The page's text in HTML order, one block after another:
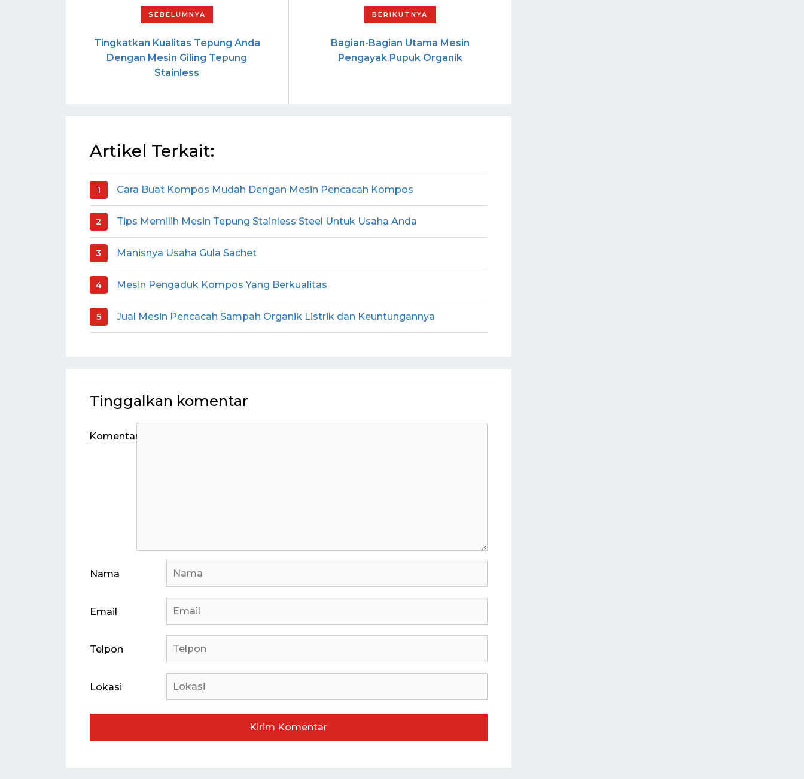
Tingkatkan Kualitas Tepung Anda
Dengan Mesin Giling Tepung
Stainless
Bagian-Bagian Utama Mesin
Pengayak Pupuk Organik
Artikel Terkait:
Cara Buat Kompos Mudah Dengan Mesin Pencacah Kompos
Tips Memilih Mesin Tepung Stainless Steel Untuk Usaha Anda
Manisnya Usaha Gula Sachet
Mesin Pengaduk Kompos Yang Berkualitas
Jual Mesin Pencacah Sampah Organik Listrik dan Keuntungannya
Tinggalkan komentar
Komentar
Nama
Email
Telpon
Lokasi